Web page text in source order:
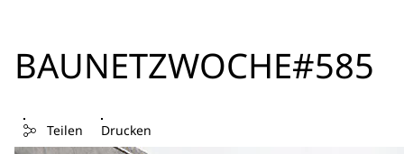
BAUNETZWOCHE#585
Teilen Drucken